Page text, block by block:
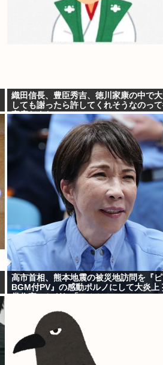
織田信長、豊臣秀吉、徳川家康の中で
しても謝ったら許してくれそうなのって
家康だよな
高市首相、熊本地震の被災地訪問を『
BGM付PV』の感動ポルノにして大炎上